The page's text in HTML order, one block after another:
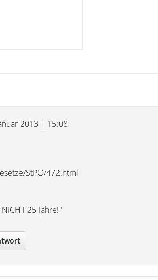
2013 | 15:08
StPO/472.html
25 Jahre!"